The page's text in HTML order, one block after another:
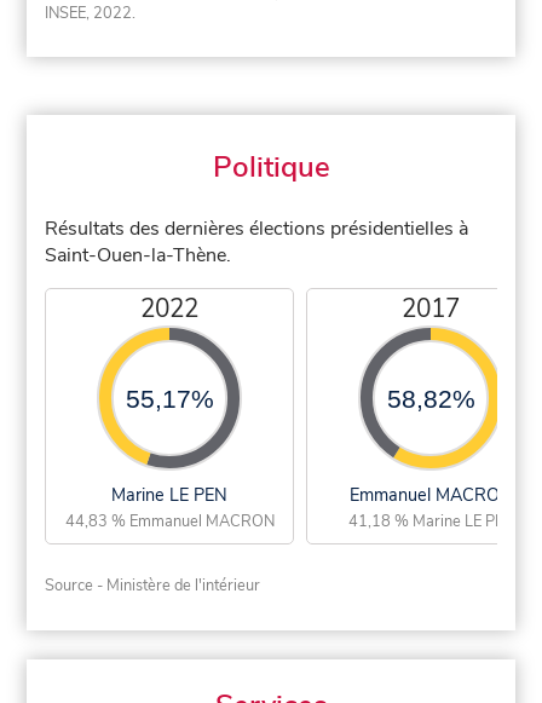
INSEE, 2022.
Politique
Résultats des dernières élections présidentielles à
Saint-Ouen-la-Thène.
2022
55,17%
Marine LE PEN
44,83 % Emmanuel MACRON
2017
58,82%
Emmanuel MACRON
41,18 % Marine LE PEN
Source - Ministère de l'intérieur